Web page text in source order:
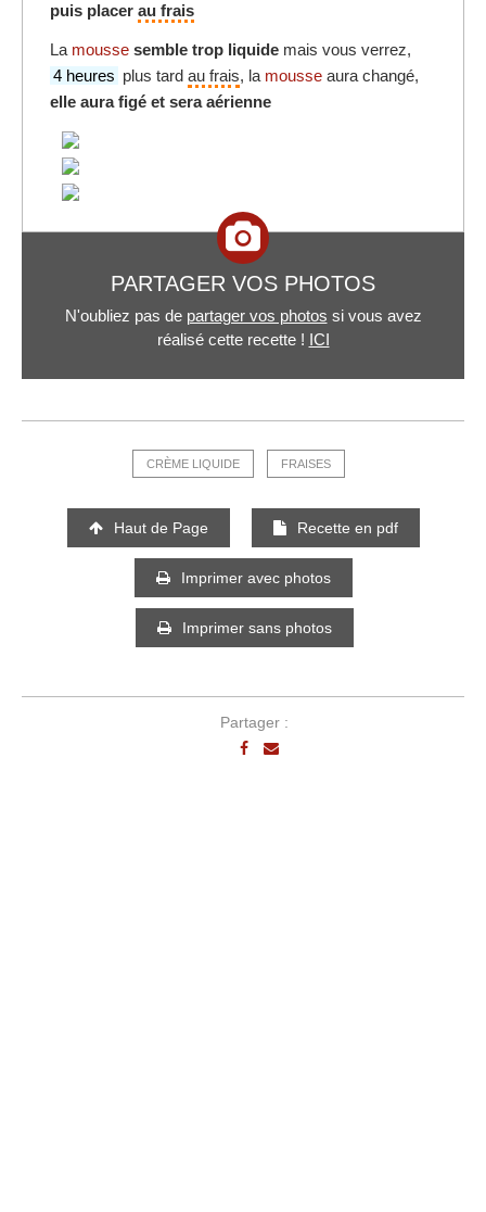
puis placer au frais
La mousse semble trop liquide mais vous verrez,
4 heures plus tard au frais, la mousse aura changé,
elle aura figé et sera aérienne
PARTAGER VOS PHOTOS
N'oubliez pas de partager vos photos si vous avez
réalisé cette recette ! ICI
CRÈME LIQUIDE FRAISES
Haut de Page Recette en pdf
Imprimer avec photos
Imprimer sans photos
Partager :